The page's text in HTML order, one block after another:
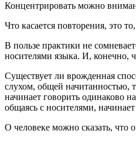
Концентрировать можно
Что касается повторения, это
В пользе практики не
носителями языка. И, конечно,
Существует ли врожденная
слухом, общей начитанностью,
начинает говорить одинаково
общаясь с носителями,
О человеке можно сказать, что